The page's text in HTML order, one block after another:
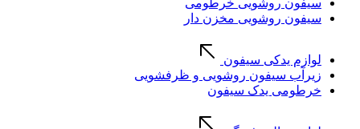
سیفون روشویی مخزن دار
لوازم یدکی سیفون
زیرآب سیفون روشویی و ظرفشویی
خرطومی یدک سیفون